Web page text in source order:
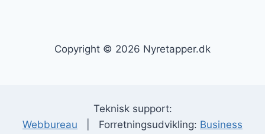
Copyright © 2026 Nyretapper.dk
Teknisk support:
Webbureau | Forretningsudvikling: Business